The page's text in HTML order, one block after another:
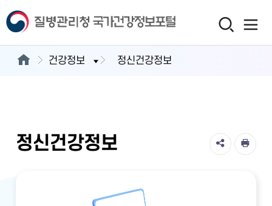
건강정보 정신건강정보
정신건강정보